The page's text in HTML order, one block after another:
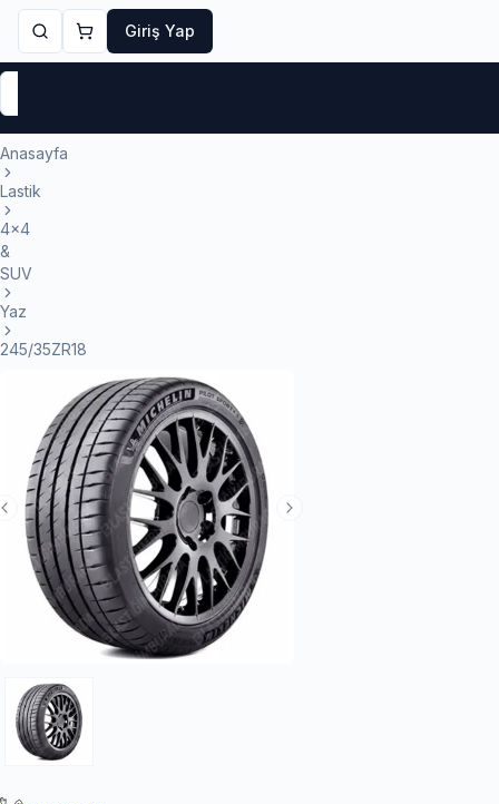
Giriş Yap
Anasayfa
Lastik
4x4
&
SUV
Yaz
245/35ZR18
Next Slide
Previous Slide